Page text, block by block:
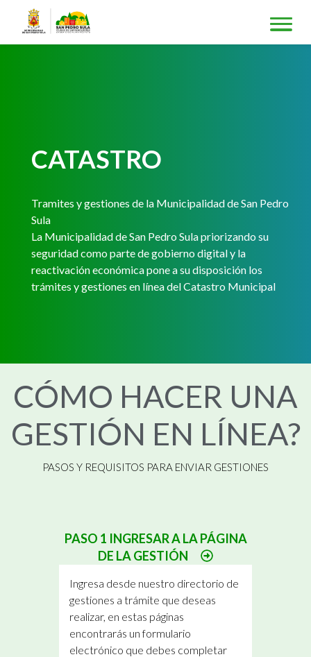
CATASTRO
Tramites y gestiones de la Municipalidad de San Pedro
Sula
La Municipalidad de San Pedro Sula priorizando su
seguridad como parte de gobierno digital y la
reactivación económica pone a su disposición los
trámites y gestiones en línea del Catastro Municipal
CÓMO HACER UNA
GESTIÓN EN LÍNEA?
PASOS Y REQUISITOS PARA ENVIAR GESTIONES
PASO 1 INGRESAR A LA PÁGINA
DE LA GESTIÓN
Ingresa desde nuestro directorio de
gestiones a trámite que deseas
realizar, en estas páginas
encontrarás un formulario
electrónico que debes completar